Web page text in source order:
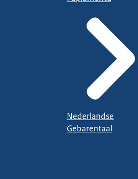
Nederlandse
Gebarentaal